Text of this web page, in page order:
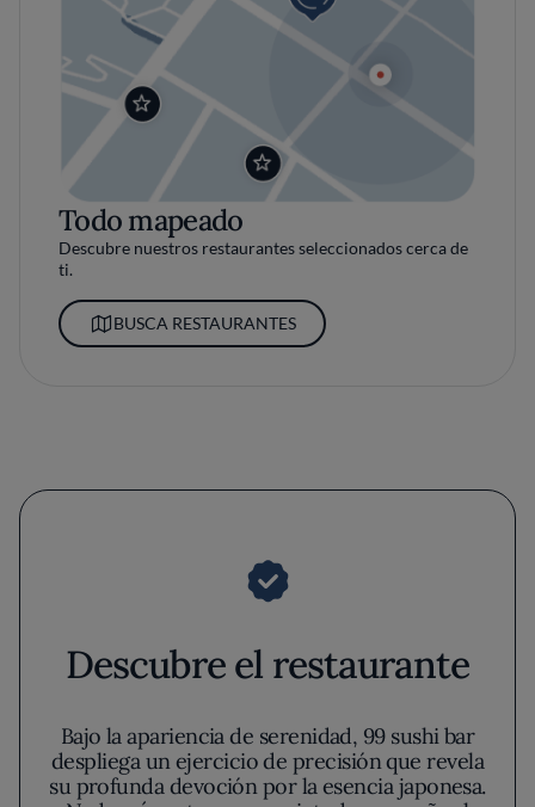
Todo mapeado
Descubre nuestros restaurantes seleccionados cerca de
ti.
BUSCA RESTAURANTES
Descubre el restaurante
Bajo la apariencia de serenidad, 99 sushi bar
despliega un ejercicio de precisión que revela
su profunda devoción por la esencia japonesa.